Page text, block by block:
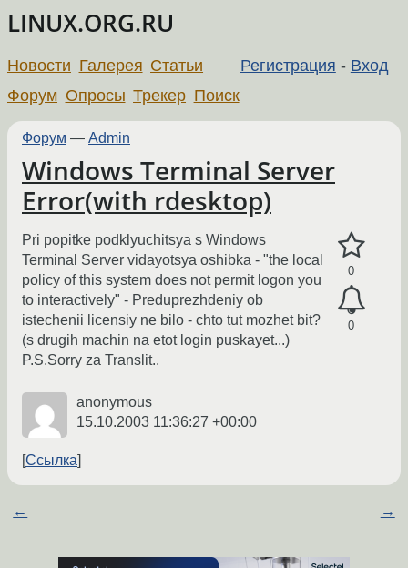
LINUX.ORG.RU
Регистрация - Вход
Новости Галерея Статьи
Форум Опросы Трекер Поиск
Форум — Admin
Windows Terminal Server
Error(with rdesktop)
0
0
Pri popitke podklyuchitsya s Windows
Terminal Server vidayotsya oshibka - "the local
policy of this system does not permit logon you
to interactively" - Preduprezhdeniy ob
istechenii licensiy ne bilo - chto tut mozhet bit?
(s drugih machin na etot login puskayet...)
P.S.Sorry za Translit..
anonymous
15.10.2003 11:36:27 +00:00
Ссылка
← →